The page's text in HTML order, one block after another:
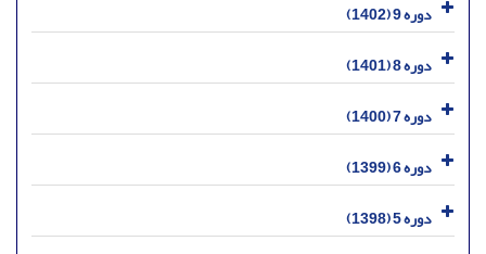
دوره 9 (1402)
دوره 8 (1401)
دوره 7 (1400)
دوره 6 (1399)
دوره 5 (1398)